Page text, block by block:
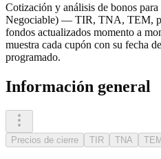
Cotización y análisis de bonos para
Negociable) — TIR, TNA, TEM,
fondos actualizados momento a
muestra cada cupón con su fecha
programado.
Información general
Precios de cierre TIR TNA